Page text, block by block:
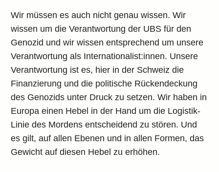
Wir müssen es auch nicht genau wissen. Wir
wissen um die Verantwortung der UBS für den
Genozid und wir wissen entsprechend um unsere
Verantwortung als Internationalist:innen. Unsere
Verantwortung ist es, hier in der Schweiz die
Finanzierung und die politische Rückendeckung
des Genozids unter Druck zu setzen. Wir haben in
Europa einen Hebel in der Hand um die Logistik-
Linie des Mordens entscheidend zu stören. Und
es gilt, auf allen Ebenen und in allen Formen, das
Gewicht auf diesen Hebel zu erhöhen.